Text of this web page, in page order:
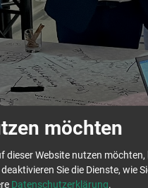
möchten
dieser Website nutzen
Sie die Dienste, wie
Datenschutzerklärung.